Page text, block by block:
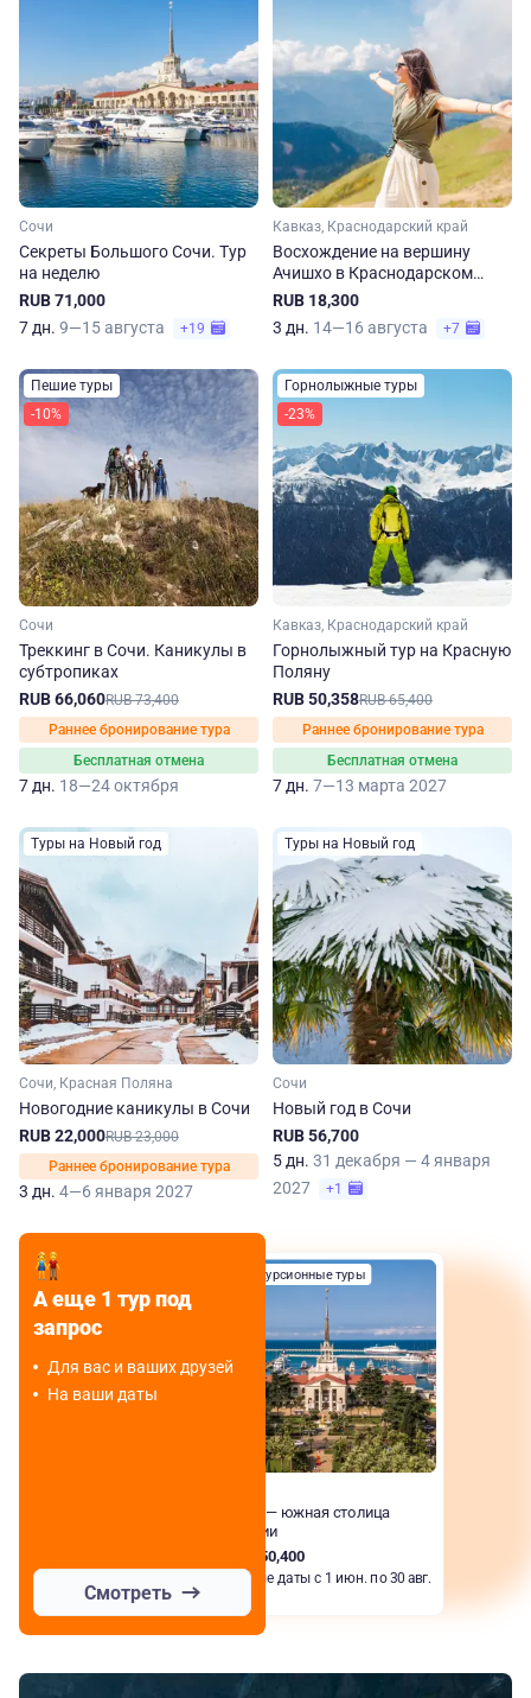
Сочи
Секреты Большого Сочи. Тур
на неделю
RUB 71,000
7 дн. 9—15 августа +19
Кавказ, Краснодарский край
Восхождение на вершину
Ачишхо в Краснодарском
крае
RUB 18,300
3 дн. 14—16 августа +7
Пешие туры
-10%
Сочи
Треккинг в Сочи. Каникулы в
субтропиках
RUB 66,060RUB 73,400
Раннее бронирование тура
Бесплатная отмена
7 дн. 18—24 октября
Горнолыжные туры
-23%
Кавказ, Краснодарский край
Горнолыжный тур на Красную
Поляну
RUB 50,358RUB 65,400
Раннее бронирование тура
Бесплатная отмена
7 дн. 7—13 марта 2027
Туры на Новый год
Сочи, Красная Поляна
Новогодние каникулы в Сочи
RUB 22,000RUB 23,000
Раннее бронирование тура
3 дн. 4—6 января 2027
Туры на Новый год
Сочи
Новый год в Сочи
RUB 56,700
5 дн. 31 декабря — 4 января
2027
+1
А еще 1 тур под
запрос
Для вас и ваших друзей
На ваши даты
Смотреть
Экскурсионные туры
Сочи — южная столица
России
RUB 50,400
Любые даты с 1 июн. по 30 авг.